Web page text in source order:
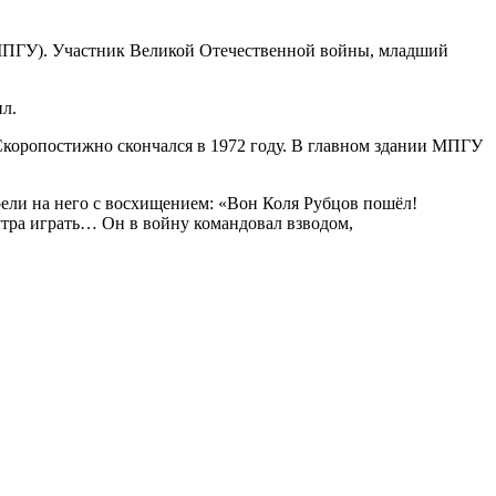
Участник Великой Отечественной войны, младший
скончался в 1972 году. В главном здании МПГУ
на него с восхищением: «Вон Коля Рубцов пошёл!
играть… Он в войну командовал взводом,